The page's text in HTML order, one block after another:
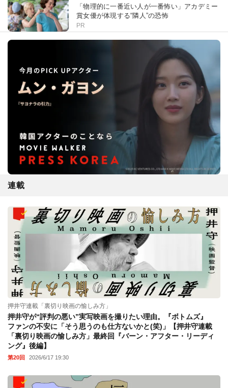
「物理的に一番近い人が一番怖い」アカデミー
賞女優が体現する“隣人”の恐怖
PR
連載
押井守連載「裏切り映画の愉しみ方」
押井守が“評判の悪い”実写映画を撮りたい理由。『ボトムズ』
ファンの不安に「そう思うのも仕方ないかと(笑)」【押井守連載
「裏切り映画の愉しみ方」最終回『バーン・アフター・リーディ
ング』後編】
第20回 2026/6/17 19:30